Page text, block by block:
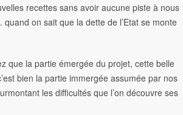
recettes sans avoir aucune piste à nous
on sait que la dette de l’Etat se monte
que la partie émergée du projet, cette belle
bien la partie immergée assumée par nos
les difficultés que l’on découvre ses